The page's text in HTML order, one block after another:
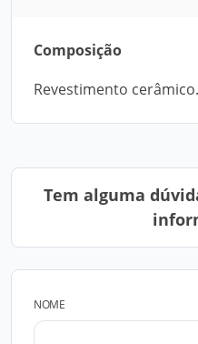
Composição
Revestimento cerâmico.
Tem alguma
NOME